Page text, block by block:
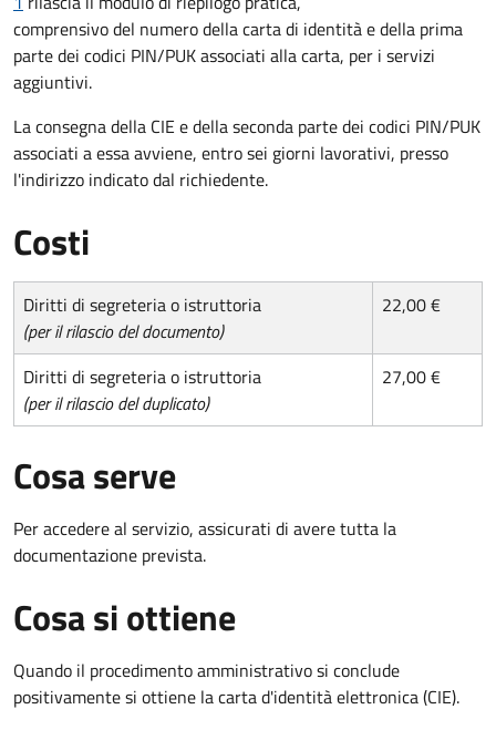
comprensivo del numero della carta di identità e della prima
parte dei codici PIN/PUK associati alla carta, per i servizi
aggiuntivi.
La consegna della CIE e della seconda parte dei codici PIN/PUK
associati a essa avviene, entro sei giorni lavorativi, presso
l'indirizzo indicato dal richiedente.
Costi
Diritti di segreteria o istruttoria
(per il rilascio del documento)
22,00 €
Diritti di segreteria o istruttoria
(per il rilascio del duplicato)
27,00 €
Cosa serve
Per accedere al servizio, assicurati di avere tutta la
documentazione prevista.
Cosa si ottiene
Quando il procedimento amministrativo si conclude
positivamente si ottiene la carta d'identità elettronica (CIE).